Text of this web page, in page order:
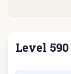
Level